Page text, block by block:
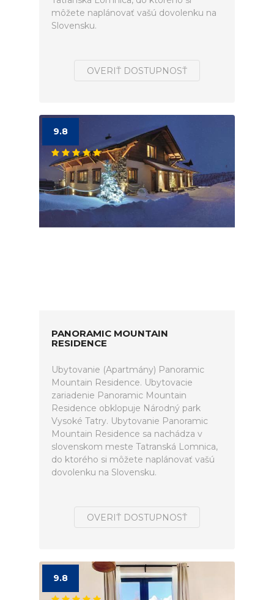
môžete naplánovať vašú dovolenku na
Slovensku.
OVERIŤ DOSTUPNOSŤ
9.8
PANORAMIC MOUNTAIN
RESIDENCE
Ubytovanie (Apartmány) Panoramic
Mountain Residence. Ubytovacie
zariadenie Panoramic Mountain
Residence obklopuje Národný park
Vysoké Tatry. Ubytovanie Panoramic
Mountain Residence sa nachádza v
slovenskom meste Tatranská Lomnica,
do ktorého si môžete naplánovať vašú
dovolenku na Slovensku.
OVERIŤ DOSTUPNOSŤ
9.8